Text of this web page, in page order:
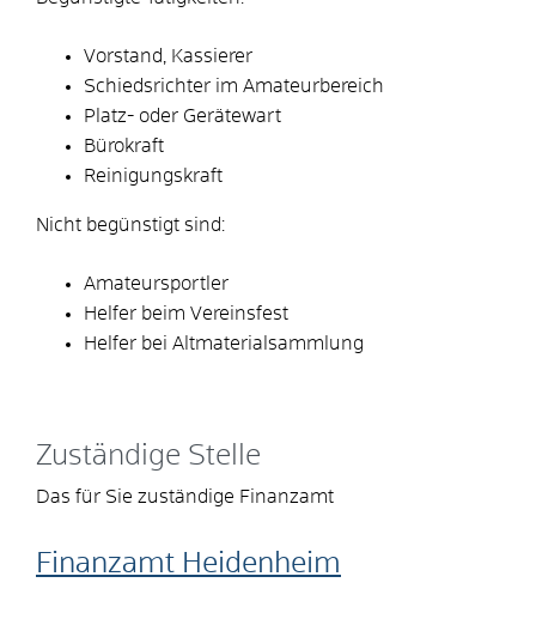
Vorstand, Kassierer
Schiedsrichter im Amateurbereich
Platz- oder Gerätewart
Bürokraft
Reinigungskraft
Nicht begünstigt sind:
Amateursportler
Helfer beim Vereinsfest
Helfer bei Altmaterialsammlung
Zuständige Stelle
Das für Sie zuständige Finanzamt
Finanzamt Heidenheim